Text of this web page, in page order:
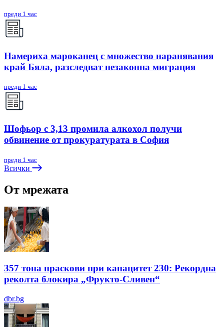
преди 1 час
Намериха мароканец с множество наранявания
край Бяла, разследват незаконна миграция
преди 1 час
Шофьор с 3,13 промила алкохол получи
обвинение от прокуратурата в София
преди 1 час
Всички
От мрежата
357 тона праскови при капацитет 230: Рекордна
реколта блокира „Фрукто-Сливен“
dbr.bg